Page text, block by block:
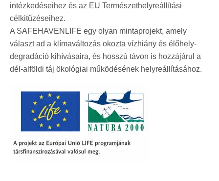
intézkedéseihez és az EU Természethelyreállítási
célkitűzéseihez.
A SAFEHAVENLIFE egy olyan mintaprojekt, amely
választ ad a klímaváltozás okozta vízhiány és élőhely-
degradáció kihívásaira, és hosszú távon is hozzájárul a
dél-alföldi táj ökológiai működésének helyreállításához.